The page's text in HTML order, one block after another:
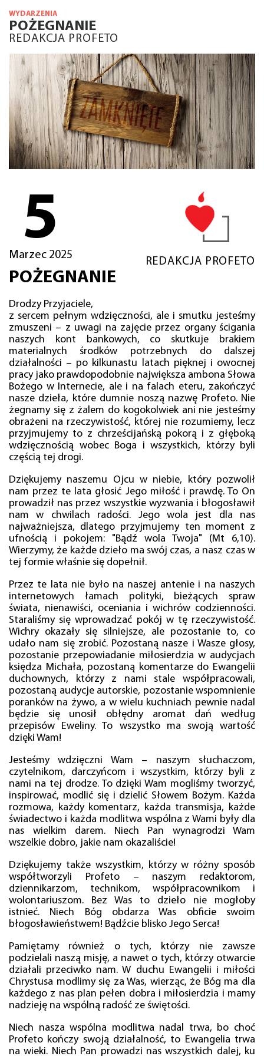
WYDARZENIA
POŻEGNANIE
REDAKCJA PROFETO
5
Marzec 2025
REDAKCJA PROFETO
POŻEGNANIE
Drodzy Przyjaciele,
z sercem pełnym wdzięczności, ale i smutku jesteśmy
zmuszeni – z uwagi na zajęcie przez organy ścigania
naszych kont bankowych, co skutkuje brakiem
materialnych środków potrzebnych do dalszej
działalności – po kilkunastu latach pięknej i owocnej
pracy jako prawdopodobnie największa ambona Słowa
Bożego w Internecie, ale i na falach eteru, zakończyć
nasze dzieła, które dumnie noszą nazwę Profeto. Nie
żegnamy się z żalem do kogokolwiek ani nie jesteśmy
obrażeni na rzeczywistość, której nie rozumiemy, lecz
przyjmujemy to z chrześcijańską pokorą i z głęboką
wdzięcznością wobec Boga i wszystkich, którzy byli
częścią tej drogi.
Dziękujemy naszemu Ojcu w niebie, który pozwolił
nam przez te lata głosić Jego miłość i prawdę. To On
prowadził nas przez wszystkie wyzwania i błogosławił
nam w chwilach radości. Jego wola jest dla nas
najważniejsza, dlatego przyjmujemy ten moment z
ufnością i pokojem: "Bądź wola Twoja" (Mt 6,10).
Wierzymy, że każde dzieło ma swój czas, a nasz czas w
tej formie właśnie się dopełnił.
Przez te lata nie było na naszej antenie i na naszych
internetowych łamach polityki, bieżących spraw
świata, nienawiści, oceniania i wichrów codzienności.
Staraliśmy się wprowadzać pokój w tę rzeczywistość.
Wichry okazały się silniejsze, ale pozostanie to, co
udało nam się zrobić. Pozostaną nasze i Wasze głosy,
pozostanie przepowiadanie miłosierdzia w audycjach
księdza Michała, pozostaną komentarze do Ewangelii
duchownych, którzy z nami stale współpracowali,
pozostaną audycje autorskie, pozostanie wspomnienie
poranków na żywo, a w wielu kuchniach pewnie nadal
będzie się unosił obłędny aromat dań według
przepisów Eweliny. To wszystko ma swoją wartość
dzięki Wam!
Jesteśmy wdzięczni Wam – naszym słuchaczom,
czytelnikom, darczyńcom i wszystkim, którzy byli z
nami na tej drodze. To dzięki Wam mogliśmy tworzyć,
inspirować, modlić się i dzielić Słowem Bożym. Każda
rozmowa, każdy komentarz, każda transmisja, każde
świadectwo i każda modlitwa wspólna z Wami były dla
nas wielkim darem. Niech Pan wynagrodzi Wam
wszelkie dobro, jakie nam okazaliście!
Dziękujemy także wszystkim, którzy w różny sposób
współtworzyli Profeto – naszym redaktorom,
dziennikarzom, technikom, współpracownikom i
wolontariuszom. Bez Was to dzieło nie mogłoby
istnieć. Niech Bóg obdarza Was obficie swoim
błogosławieństwem! Bądźcie blisko Jego Serca!
Pamiętamy również o tych, którzy nie zawsze
podzielali naszą misję, a nawet o tych, którzy otwarcie
działali przeciwko nam. W duchu Ewangelii i miłości
Chrystusa modlimy się za Was, wierząc, że Bóg ma dla
każdego z nas plan pełen dobra i miłosierdzia i mamy
nadzieję na wspólną radość ze świętości.
Niech nasza wspólna modlitwa nadal trwa, bo choć
Profeto kończy swoją działalność, to Ewangelia trwa
na wieki. Niech Pan prowadzi nas wszystkich dalej, ku